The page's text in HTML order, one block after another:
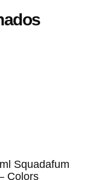
Squadafum
Colors